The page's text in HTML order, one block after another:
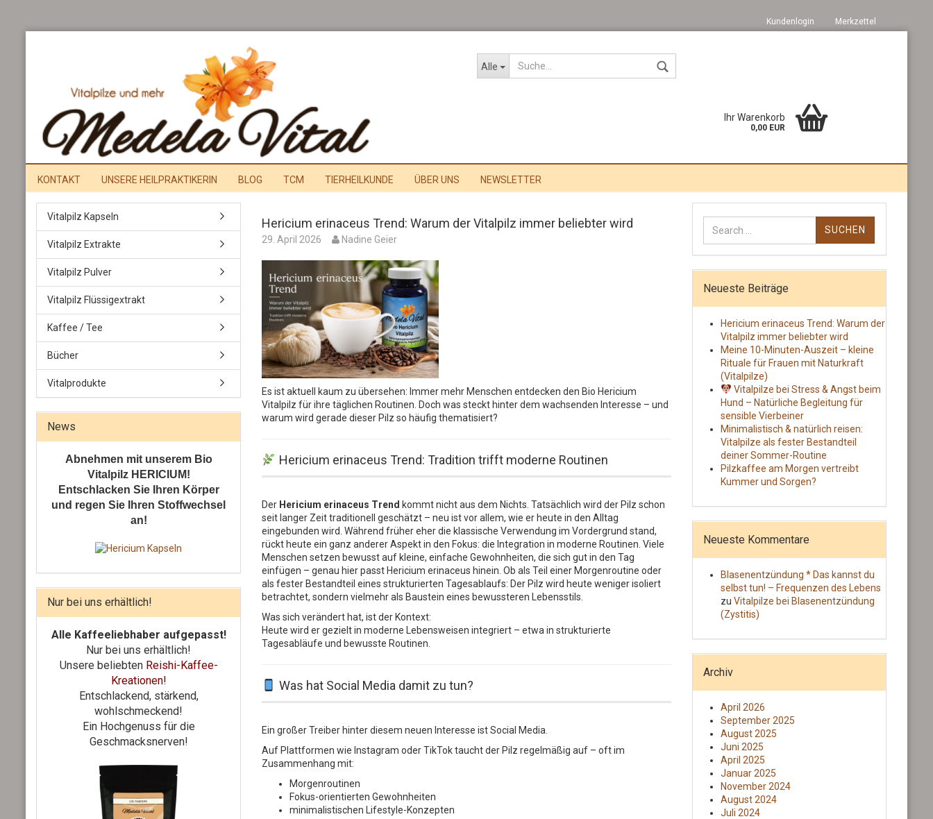
Kundenlogin
Konto erstellen
Passwort vergessen?
Merkzettel
Alle
Ihr Warenkorb
0,00 EUR
KONTAKT UNSERE HEILPRAKTIKERIN BLOG TCM TIERHEILKUNDE ÜBER UNS NEWSLETTER
Hericium erinaceus Trend: Warum der Vitalpilz immer beliebter wird
29. April 2026 Nadine Geier
Es ist aktuell kaum zu übersehen: Immer mehr Menschen entdecken den Bio Hericium
Vitalpilz für ihre täglichen Routinen. Doch was steckt hinter dem wachsenden Interesse – und
warum wird gerade dieser Pilz so häufig thematisiert?
Hericium erinaceus Trend: Tradition trifft moderne Routinen
Der Hericium erinaceus Trend kommt nicht aus dem Nichts. Tatsächlich wird der Pilz schon
seit langer Zeit traditionell geschätzt – neu ist vor allem, wie er heute in den Alltag
eingebunden wird. Während früher eher die klassische Verwendung im Vordergrund stand,
rückt heute ein ganz anderer Aspekt in den Fokus: die Integration in moderne Routinen. Viele
Menschen setzen bewusst auf kleine, einfache Gewohnheiten, die sich gut in den Tag
einfügen – genau hier passt Hericium erinaceus hinein. Ob als Teil einer Morgenroutine oder
als fester Bestandteil eines strukturierten Tagesablaufs: Der Pilz wird heute weniger isoliert
betrachtet, sondern vielmehr als Baustein eines bewussteren Lebensstils.
Was sich verändert hat, ist der Kontext:
Heute wird er gezielt in moderne Lebensweisen integriert – etwa in strukturierte
Tagesabläufe und bewusste Routinen.
Was hat Social Media damit zu tun?
Ein großer Treiber hinter diesem neuen Interesse ist Social Media.
Auf Plattformen wie Instagram oder TikTok taucht der Pilz regelmäßig auf – oft im
Zusammenhang mit:
Morgenroutinen
Fokus-orientierten Gewohnheiten
minimalistischen Lifestyle-Konzepten
Suchen
nach:
Neueste Beiträge
Hericium erinaceus Trend: Warum der
Vitalpilz immer beliebter wird
Meine 10-Minuten-Auszeit – kleine
Rituale für Frauen mit Naturkraft
(Vitalpilze)
Vitalpilze bei Stress & Angst beim
Hund – Natürliche Begleitung für
sensible Vierbeiner
Minimalistisch & natürlich reisen:
Vitalpilze als fester Bestandteil
deiner Sommer-Routine
Pilzkaffee am Morgen vertreibt
Kummer und Sorgen?
Neueste Kommentare
Blasenentzündung * Das kannst du
selbst tun! – Frequenzen des Lebens
zu Vitalpilze bei Blasenentzündung
(Zystitis)
Archiv
April 2026
September 2025
August 2025
Juni 2025
April 2025
Januar 2025
November 2024
August 2024
Juli 2024
Vitalpilz Kapseln
Vitalpilz Extrakte
Vitalpilz Pulver
Vitalpilz Flüssigextrakt
Kaffee / Tee
Bücher
Vitalprodukte
News
Abnehmen mit unserem Bio
Vitalpilz HERICIUM!
Entschlacken Sie Ihren Körper
und regen Sie Ihren Stoffwechsel
an!
Nur bei uns erhältlich!
Alle Kaffeeliebhaber aufgepasst!
Nur bei uns erhältlich!
Unsere beliebten Reishi-Kaffee-
Kreationen!
Entschlackend, stärkend,
wohlschmeckend!
Ein Hochgenuss für die
Geschmacksnerven!